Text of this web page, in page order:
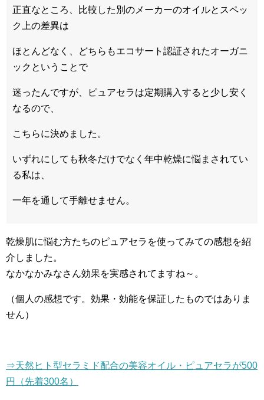
正直なところ、比較した別のメーカーのオイルとスペッ
ク上の差異は
ほとんどなく、どちらもエコサート認証されたオーガニ
ックということで
迷ったんですが、ピュアセラは定期購入すると少し安く
なるので、
こちらに決めました。
いずれにしても秋冬だけでなく年中乾燥に悩まされてい
る私は、
一年を通して手離せません。
乾燥肌に悩む方たちのピュアセラを使ってみての感想を紹
介しました。
なかなかみなさん効果を実感されてますね～。
（個人の感想です。効果・効能を保証したものではありま
せん）
⇒天然ヒト型セラミド配合の美容オイル・ピュアセラが500
円（先着300名）